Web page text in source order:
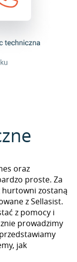
oraz
proste. Za
hurtowni zostaną
z Sellasist.
z pomocy i
prowadzimy
jak